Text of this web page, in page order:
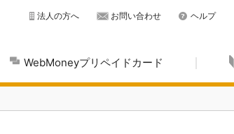
WebMoneyプリペイドカード
法人の方へ お問い合わせ ヘルプ